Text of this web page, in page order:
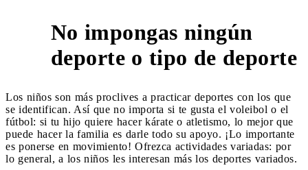
No impongas ningún
deporte o tipo de deporte
Los niños son más proclives a practicar deportes con los que
se identifican. Así que no importa si te gusta el voleibol o el
fútbol: si tu hijo quiere hacer kárate o atletismo, lo mejor que
puede hacer la familia es darle todo su apoyo. ¡Lo importante
es ponerse en movimiento! Ofrezca actividades variadas: por
lo general, a los niños les interesan más los deportes variados.